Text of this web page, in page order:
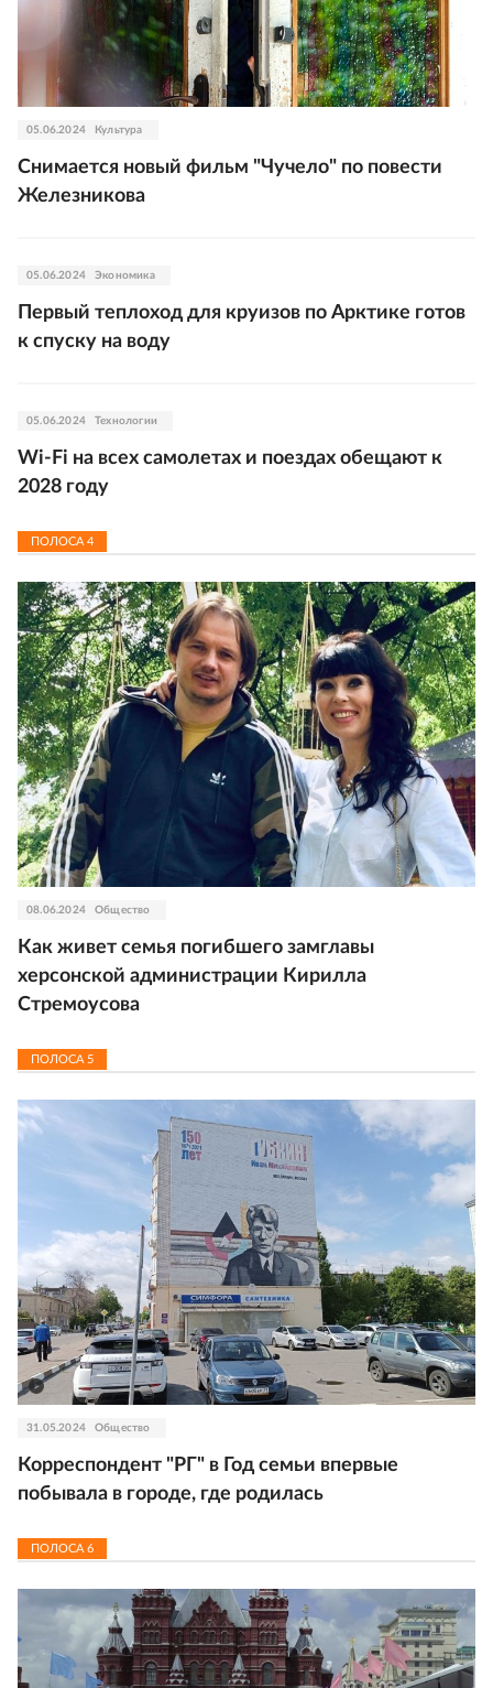
05.06.2024 Культура
Снимается новый фильм "Чучело" по повести
Железникова
05.06.2024 Экономика
Первый теплоход для круизов по Арктике готов
к спуску на воду
05.06.2024 Технологии
Wi-Fi на всех самолетах и поездах обещают к
2028 году
ПОЛОСА 4
08.06.2024 Общество
Как живет семья погибшего замглавы
херсонской администрации Кирилла
Стремоусова
ПОЛОСА 5
31.05.2024 Общество
Корреспондент "РГ" в Год семьи впервые
побывала в городе, где родилась
ПОЛОСА6